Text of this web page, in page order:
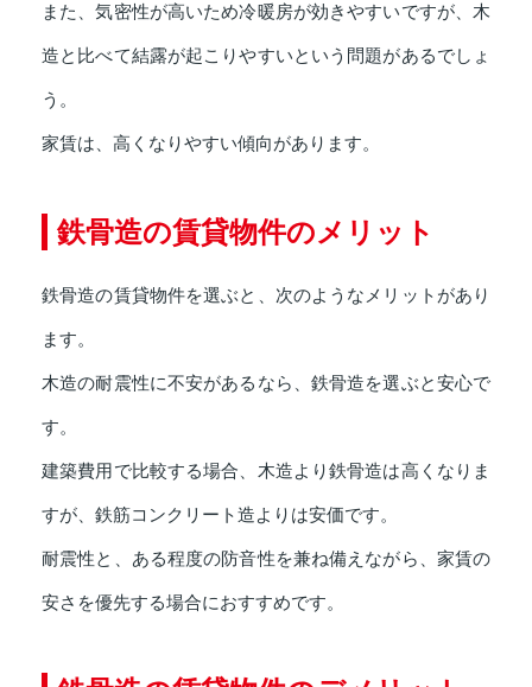
また、気密性が高いため冷暖房が効きやすいですが、木
造と比べて結露が起こりやすいという問題があるでしょ
う。
家賃は、高くなりやすい傾向があります。
鉄骨造の賃貸物件のメリット
鉄骨造の賃貸物件を選ぶと、次のようなメリットがあり
ます。
木造の耐震性に不安があるなら、鉄骨造を選ぶと安心で
す。
建築費用で比較する場合、木造より鉄骨造は高くなりま
すが、鉄筋コンクリート造よりは安価です。
耐震性と、ある程度の防音性を兼ね備えながら、家賃の
安さを優先する場合におすすめです。